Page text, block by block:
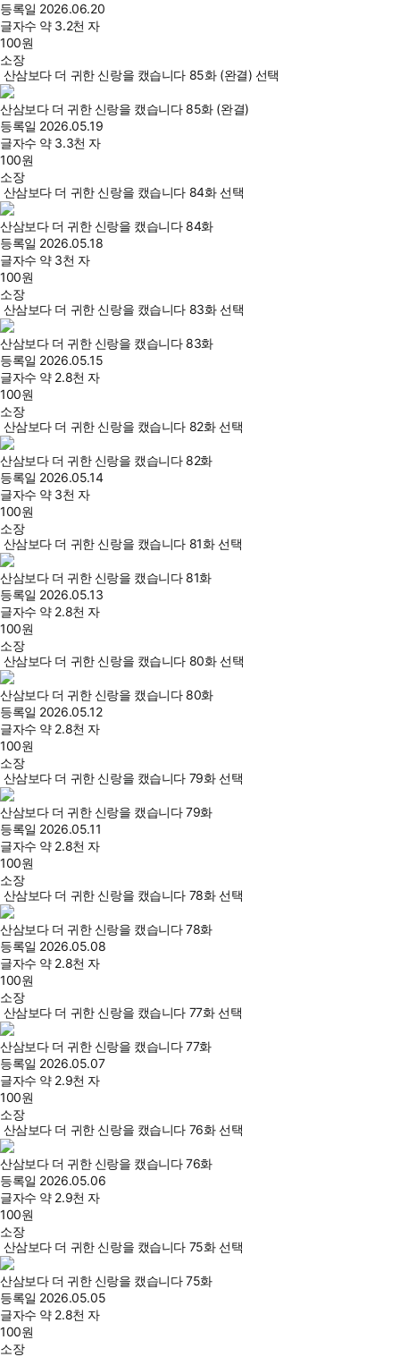
등록일 2026.06.20
글자수 약 3.2천 자
100원
소장
산삼보다 더 귀한 신랑을 캤습니다 85화 (완결) 선택
산삼보다 더 귀한 신랑을 캤습니다 85화 (완결)
등록일 2026.05.19
글자수 약 3.3천 자
100원
소장
산삼보다 더 귀한 신랑을 캤습니다 84화 선택
산삼보다 더 귀한 신랑을 캤습니다 84화
등록일 2026.05.18
글자수 약 3천 자
100원
소장
산삼보다 더 귀한 신랑을 캤습니다 83화 선택
산삼보다 더 귀한 신랑을 캤습니다 83화
등록일 2026.05.15
글자수 약 2.8천 자
100원
소장
산삼보다 더 귀한 신랑을 캤습니다 82화 선택
산삼보다 더 귀한 신랑을 캤습니다 82화
등록일 2026.05.14
글자수 약 3천 자
100원
소장
산삼보다 더 귀한 신랑을 캤습니다 81화 선택
산삼보다 더 귀한 신랑을 캤습니다 81화
등록일 2026.05.13
글자수 약 2.8천 자
100원
소장
산삼보다 더 귀한 신랑을 캤습니다 80화 선택
산삼보다 더 귀한 신랑을 캤습니다 80화
등록일 2026.05.12
글자수 약 2.8천 자
100원
소장
산삼보다 더 귀한 신랑을 캤습니다 79화 선택
산삼보다 더 귀한 신랑을 캤습니다 79화
등록일 2026.05.11
글자수 약 2.8천 자
100원
소장
산삼보다 더 귀한 신랑을 캤습니다 78화 선택
산삼보다 더 귀한 신랑을 캤습니다 78화
등록일 2026.05.08
글자수 약 2.8천 자
100원
소장
산삼보다 더 귀한 신랑을 캤습니다 77화 선택
산삼보다 더 귀한 신랑을 캤습니다 77화
등록일 2026.05.07
글자수 약 2.9천 자
100원
소장
산삼보다 더 귀한 신랑을 캤습니다 76화 선택
산삼보다 더 귀한 신랑을 캤습니다 76화
등록일 2026.05.06
글자수 약 2.9천 자
100원
소장
산삼보다 더 귀한 신랑을 캤습니다 75화 선택
산삼보다 더 귀한 신랑을 캤습니다 75화
등록일 2026.05.05
글자수 약 2.8천 자
100원
소장